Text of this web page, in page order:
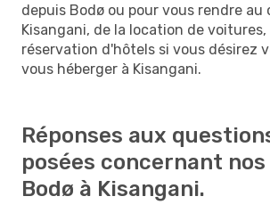
depuis Bodø ou pour vous rendre
Kisangani, de la location de voitures,
réservation d'hôtels si vous désirez
vous héberger à Kisangani.
Réponses aux
posées concernant nos
Bodø à Kisangani.